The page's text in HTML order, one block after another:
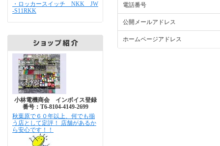
・ロッカースイッチ NKK JW
-S11RKK
小林電機商会 インボイス登録
番号：T6-8104-4149-2699
秋葉原で６０年以上、何でも揃
う店として定評！ 店舗があるか
ら安心です！！
電話番号
公開メールアドレス
ホームページアドレス